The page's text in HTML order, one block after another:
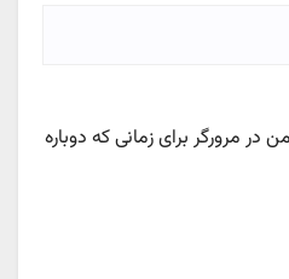
در مرورگر برای زمانی که دوباره